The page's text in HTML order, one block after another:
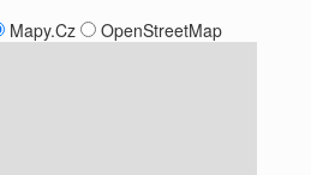
Mapy.Cz OpenStreetMap